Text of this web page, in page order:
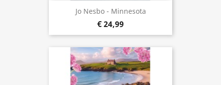
Jo Nesbo - Minnesota
€ 24,99